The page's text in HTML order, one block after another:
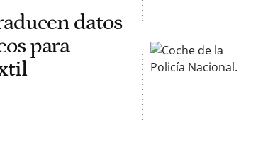
datos
para